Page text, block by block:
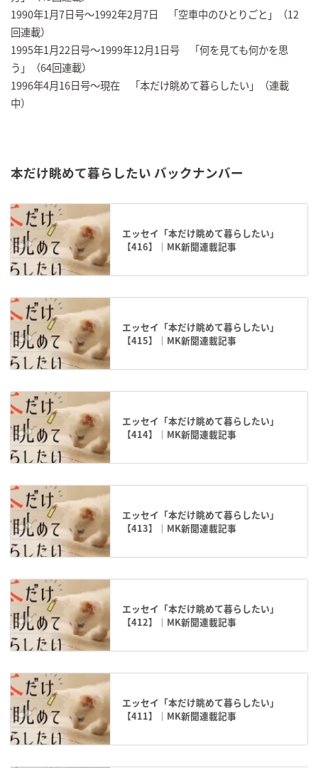
1990年1月7日号～1992年2月7日 「空車中のひとりごと」（12
回連載）
1995年1月22日号～1999年12月1日号 「何を見ても何かを思
う」（64回連載）
1996年4月16日号～現在 「本だけ眺めて暮らしたい」（連載
中）
本だけ眺めて暮らしたい バックナンバー
エッセイ「本だけ眺めて暮らしたい」
【416】｜MK新聞連載記事
エッセイ「本だけ眺めて暮らしたい」
【415】｜MK新聞連載記事
エッセイ「本だけ眺めて暮らしたい」
【414】｜MK新聞連載記事
エッセイ「本だけ眺めて暮らしたい」
【413】｜MK新聞連載記事
エッセイ「本だけ眺めて暮らしたい」
【412】｜MK新聞連載記事
エッセイ「本だけ眺めて暮らしたい」
【411】｜MK新聞連載記事